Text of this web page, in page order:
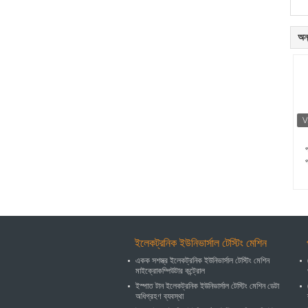
ইলেকট্রনিক ইউনিভার্সাল টেস্টিং মেশিন
একক সশস্ত্র ইলেকট্রনিক ইউনিভার্সাল টেস্টিং মেশিন
মাইক্রোকম্পিউটার কন্ট্রোল
ইস্পাত টান ইলেকট্রনিক ইউনিভার্সাল টেস্টিং মেশিন ডেটা
অধিগ্রহণ ব্যবস্থা